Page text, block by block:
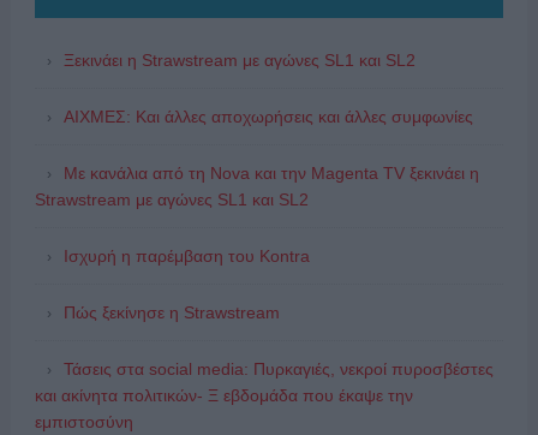
Ξεκινάει η Strawstream με αγώνες SL1 και SL2
ΑΙΧΜΕΣ: Και άλλες αποχωρήσεις και άλλες συμφωνίες
Με κανάλια από τη Nova και την Magenta TV ξεκινάει η
Strawstream με αγώνες SL1 και SL2
Ισχυρή η παρέμβαση του Kontra
Πώς ξεκίνησε η Strawstream
Τάσεις στα social media: Πυρκαγιές, νεκροί πυροσβέστες
και ακίνητα πολιτικών- Ξ εβδομάδα που έκαψε την
εμπιστοσύνη